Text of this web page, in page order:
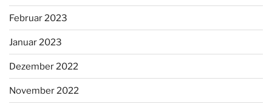
Februar 2023
Januar 2023
Dezember 2022
November 2022